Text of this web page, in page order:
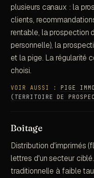
plusieurs canaux : la
clients,
rentable, la prospection
personnelle), la
et la pige. La régularité
choisi.
VOIR AUSSI : PIGE
(TERRITOIRE DE
Boîtage
Distribution d'imprimés
lettres d'un secteur
traditionnelle à faible